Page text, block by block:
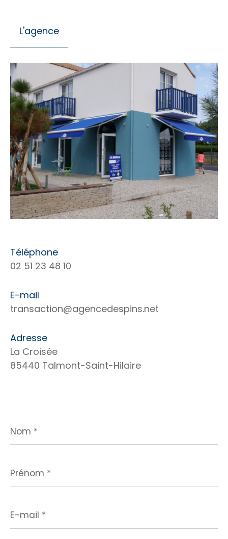
L'agence
Téléphone
02 51 23 48 10
E-mail
transaction@agencedespins.net
Adresse
La Croisée
85440 Talmont-Saint-Hilaire
*
*
mail